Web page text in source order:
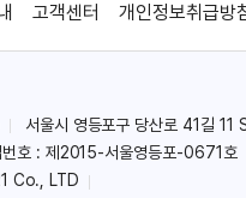
고객센터 개인정보취급방
서울시 영등포구 당산로 41길 11
번호 : 제2015-서울영등포-0671호
Co., LTD